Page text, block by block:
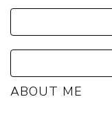
ABOUT ME